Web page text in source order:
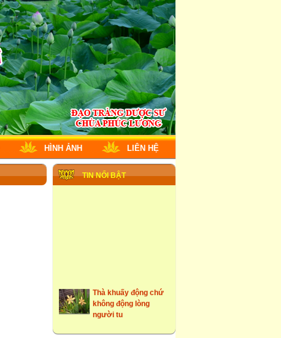
HÌNH ẢNH LIÊN HỆ
TIN NỔI BẬT
Thà khuấy động chứ
không động lòng
người tu
những ngôi cổ tự tại